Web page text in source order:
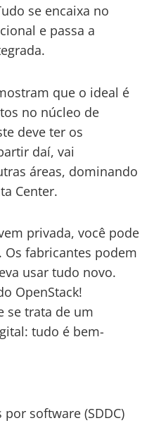
se encaixa no
e passa a
que o ideal é
no núcleo de
deve ter os
daí, vai
áreas, dominando
Center.
privada, você pode
fabricantes podem
usar tudo novo.
OpenStack!
se trata de um
tudo é bem-
software (SDDC)